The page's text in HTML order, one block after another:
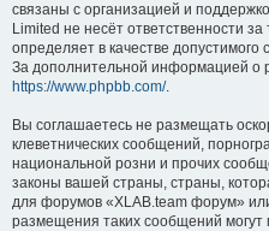
связаны с организацией и
Limited не несёт ответственности
определяет в качестве
За дополнительной информацией о
https://www.phpbb.com/.
Вы соглашаетесь не размещать
клеветнических сообщений,
национальной розни и прочих
законы вашей страны, страны,
для форумов «XLAB.team форум»
размещения таких сообщений